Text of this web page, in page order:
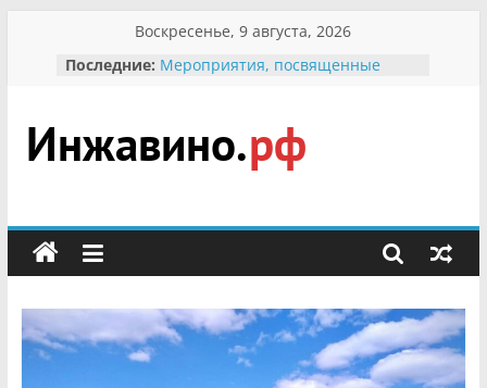
содержимому
Воскресенье, 9 августа, 2026
Последние: Мероприятия, посвященные
гражданин Инжавинского округа»
участнице Великой
Отечественной, фронтовичке
Безопасность в сети Интернет
мероприятии «Сохраним
первоцветы!»
В вольере Воронинского
заповедника родились крапчатые
Инжавино.рф
сельский
портал